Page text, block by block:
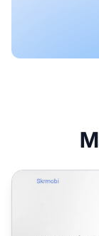
Programa de